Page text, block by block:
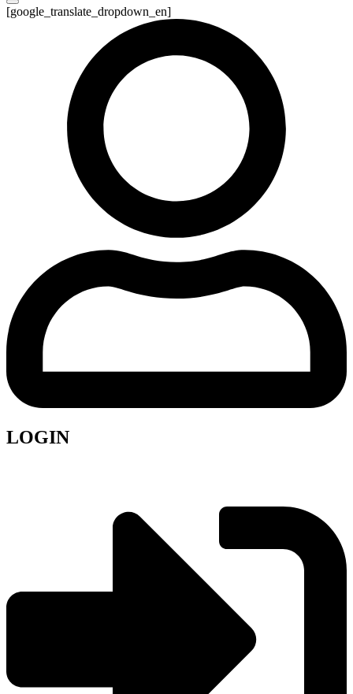
[google_translate_dropdown_en]
LOGIN